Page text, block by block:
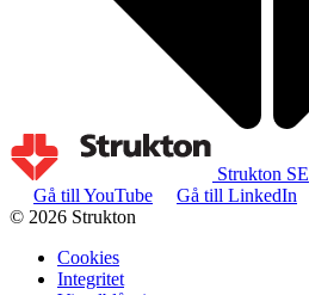
Strukton SE
Gå till YouTube
Gå till LinkedIn
© 2026 Strukton
Cookies
Integritet